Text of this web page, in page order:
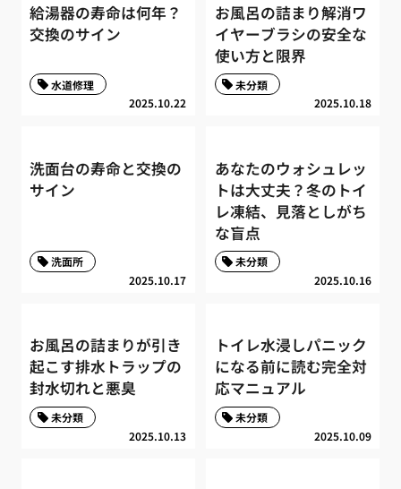
給湯器の寿命は何年？
交換のサイン
2025.10.22
水道修理
お風呂の詰まり解消ワ
イヤーブラシの安全な
使い方と限界
2025.10.18
未分類
洗面台の寿命と交換の
サイン
2025.10.17
洗面所
あなたのウォシュレッ
トは大丈夫？冬のトイ
レ凍結、見落としがち
な盲点
2025.10.16
未分類
お風呂の詰まりが引き
起こす排水トラップの
封水切れと悪臭
2025.10.13
未分類
トイレ水浸しパニック
になる前に読む完全対
応マニュアル
2025.10.09
未分類